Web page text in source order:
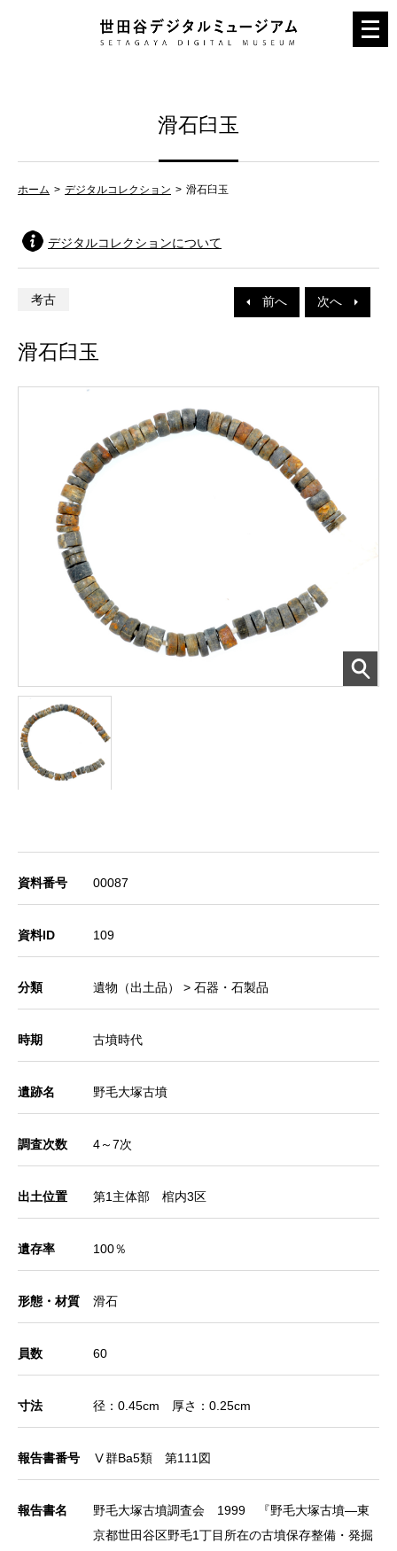
メ
ニ
滑石臼玉
ホーム デジタルコレクション 滑石臼玉
デジタルコレクションについて
前へ 次へ
考古
滑石臼玉
資料番号 00087
資料ID 109
分類 遺物（出土品） > 石器・石製品
時期 古墳時代
遺跡名 野毛大塚古墳
調査次数 4～7次
出土位置 第1主体部 棺内3区
遺存率 100％
形態・材質 滑石
員数 60
寸法 径：0.45cm 厚さ：0.25cm
報告書番号 Ⅴ群Ba5類 第111図
報告書名
野毛大塚古墳調査会 1999 『野毛大塚古墳―東
京都世田谷区野毛1丁目所在の古墳保存整備・発掘